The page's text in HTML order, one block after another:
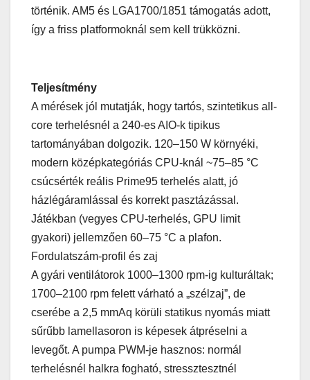
történik. AM5 és LGA1700/1851 támogatás adott,
így a friss platformoknál sem kell trükközni.
Teljesítmény
A mérések jól mutatják, hogy tartós, szintetikus all-
core terhelésnél a 240-es AIO-k tipikus
tartományában dolgozik. 120–150 W környéki,
modern középkategóriás CPU-knál ~75–85 °C
csúcsérték reális Prime95 terhelés alatt, jó
házlégáramlással és korrekt pasztázással.
Játékban (vegyes CPU-terhelés, GPU limit
gyakori) jellemzően 60–75 °C a plafon.
Fordulatszám-profil és zaj
A gyári ventilátorok 1000–1300 rpm-ig kulturáltak;
1700–2100 rpm felett várható a „szélzaj”, de
cserébe a 2,5 mmAq körüli statikus nyomás miatt
sűrűbb lamellasoron is képesek átpréselni a
levegőt. A pumpa PWM-je hasznos: normál
terhelésnél halkra fogható, stressztesztnél